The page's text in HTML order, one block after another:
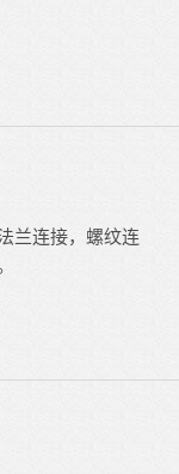
兰连接，螺纹连